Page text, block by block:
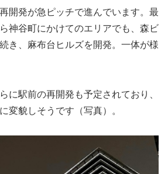
開発が急ピッチで進んでいます。最
神谷町にかけてのエリアでも、森ビ
き、麻布台ヒルズを開発。一体が様
に駅前の再開発も予定されており、
変貌しそうです（写真）。